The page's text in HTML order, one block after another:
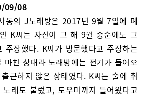
09/08
동의 J노래방은 2017년 9월 7일에 폐
K씨는 자신이 그 해 9월 중순에도 그
주장했다. K씨가 방문했다고 주장하는
마친 상태라 노래방에는 전기가 들어오
근하지 않은 상태였다. K씨는 술에 취
래도 불렀고, 도우미까지 들어왔다고